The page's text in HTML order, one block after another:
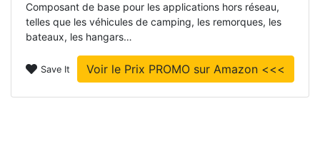
Composant de base pour les applications hors réseau,
telles que les véhicules de camping, les remorques, les
bateaux, les hangars…
Save It Voir le Prix PROMO sur Amazon <<<